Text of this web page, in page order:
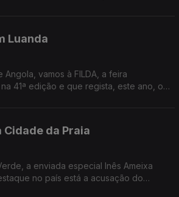
Luanda
Angola, vamos à FILDA, a feira
41ª edição e que regista, este ano, o
Cidade da Praia
a enviada especial Inês Ameixa
no país está a acusação do